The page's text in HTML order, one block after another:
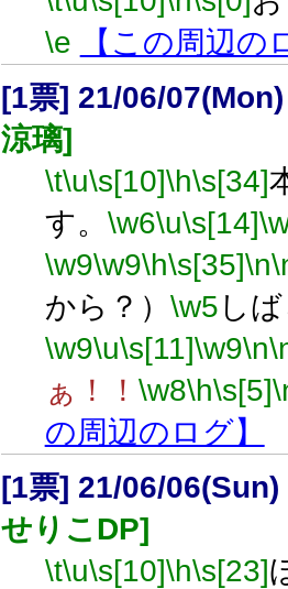
\e
【この周辺の
[1票] 21/06/
涼璃]
\t\u\s[10]\h\s[34]
す。 \w6\u\s[14]
\w9\w9\h\s[35]\n
から？） \w5 し
\w9\u\s[11]\w9\n
ぁ！！ \w8\h\s[5]
の周辺のログ】
[1票] 21/06/
せりこDP]
\t\u\s[10]\h\s[23]